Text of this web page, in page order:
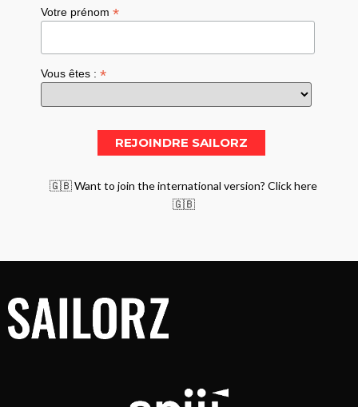
Votre prénom*
Vous êtes :*
🇬🇧 Want to join the international version? Click here
🇬🇧